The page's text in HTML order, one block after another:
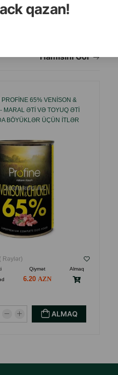
qazan!
Hamısını Gör
PROFINE 65% VENISON &
MARAL ƏTI VƏ TOYUQ ƏTI
BÖYÜKLƏR ÜÇÜN ITLƏR
( Rəylər)
Qiymət
Almaq
6.20
ALMAQ